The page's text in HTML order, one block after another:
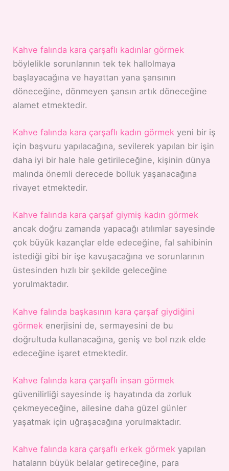
Kahve falında kara çarşaflı kadınlar görmek
böylelikle sorunlarının tek tek hallolmaya
başlayacağına ve hayattan yana şansının
döneceğine, dönmeyen şansın artık döneceğine
alamet etmektedir.
Kahve falında kara çarşaflı kadın görmek yeni bir iş
için başvuru yapılacağına, sevilerek yapılan bir işin
daha iyi bir hale hale getirileceğine, kişinin dünya
malında önemli derecede bolluk yaşanacağına
rivayet etmektedir.
Kahve falında kara çarşaf giymiş kadın görmek
ancak doğru zamanda yapacağı atılımlar sayesinde
çok büyük kazançlar elde edeceğine, fal sahibinin
istediği gibi bir işe kavuşacağına ve sorunlarının
üstesinden hızlı bir şekilde geleceğine
yorulmaktadır.
Kahve falında başkasının kara çarşaf giydiğini
görmek enerjisini de, sermayesini de bu
doğrultuda kullanacağına, geniş ve bol rızık elde
edeceğine işaret etmektedir.
Kahve falında kara çarşaflı insan görmek
güvenilirliği sayesinde iş hayatında da zorluk
çekmeyeceğine, ailesine daha güzel günler
yaşatmak için uğraşacağına yorulmaktadır.
Kahve falında kara çarşaflı erkek görmek yapılan
hataların büyük belalar getireceğine, para